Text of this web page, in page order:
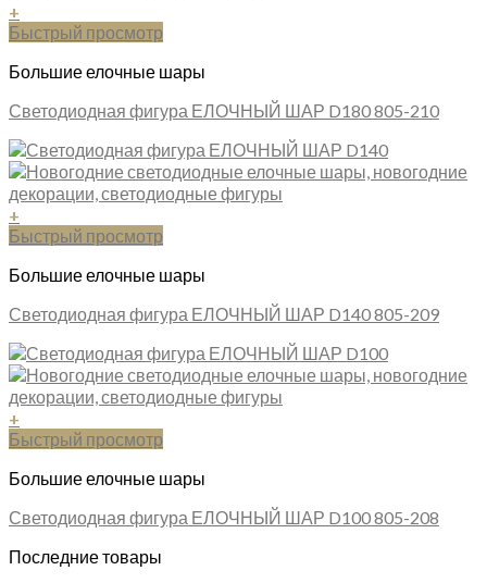
+
Быстрый просмотр
Большие елочные шары
Светодиодная фигура ЕЛОЧНЫЙ ШАР D180 805-210
+
Быстрый просмотр
Большие елочные шары
Светодиодная фигура ЕЛОЧНЫЙ ШАР D140 805-209
+
Быстрый просмотр
Большие елочные шары
Светодиодная фигура ЕЛОЧНЫЙ ШАР D100 805-208
Последние товары